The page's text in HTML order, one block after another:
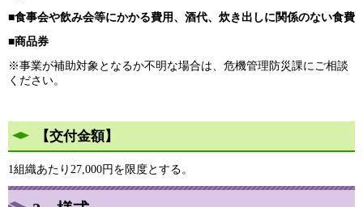
■食事会や飲み会等にかかる費用、酒代、炊き出しに関係のない食費
■商品券
※事業が補助対象となるか不明な場合は、危機管理防災課にご相談
ください。
【交付金額】
1組織あたり27,000円を限度とする。